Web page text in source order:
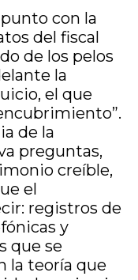
con la
del fiscal
de los pelos
la
el que
de la
preguntas,
creíble,
el
registros de
y
que se
la teoría que